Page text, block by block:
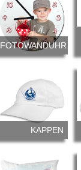
FOTOWANDUHR
KAPPEN